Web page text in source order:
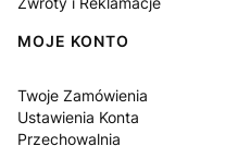
MOJE KONTO
Twoje Zamówienia
Ustawienia Konta
Przechowalnia